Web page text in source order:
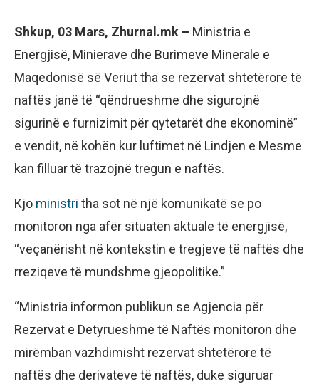
Shkup, 03 Mars, Zhurnal.mk – Ministria e
Energjisë, Minierave dhe Burimeve Minerale e
Maqedonisë së Veriut tha se rezervat shtetërore të
naftës janë të “qëndrueshme dhe sigurojnë
sigurinë e furnizimit për qytetarët dhe ekonominë”
e vendit, në kohën kur luftimet në Lindjen e Mesme
kan filluar të trazojnë tregun e naftës.
Kjo ministri tha sot në një komunikatë se po
monitoron nga afër situatën aktuale të energjisë,
“veçanërisht në kontekstin e tregjeve të naftës dhe
rreziqeve të mundshme gjeopolitike.”
“Ministria informon publikun se Agjencia për
Rezervat e Detyrueshme të Naftës monitoron dhe
mirëmban vazhdimisht rezervat shtetërore të
naftës dhe derivateve të naftës, duke siguruar